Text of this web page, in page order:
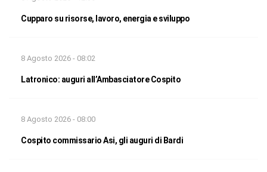
Cupparo su risorse, lavoro, energia e sviluppo
8 Agosto 2026 - 08:02
Latronico: auguri all’Ambasciatore Cospito
8 Agosto 2026 - 08:00
Cospito commissario Asi, gli auguri di Bardi